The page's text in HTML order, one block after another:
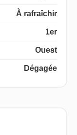
À rafraîchir
1er
Ouest
Dégagée